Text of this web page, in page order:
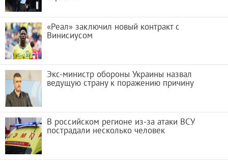
«Реал» заключил новый контракт с
Винисиусом
Экс-министр обороны Украины назвал
ведущую страну к поражению причину
В российском регионе из-за атаки ВСУ
пострадали несколько человек